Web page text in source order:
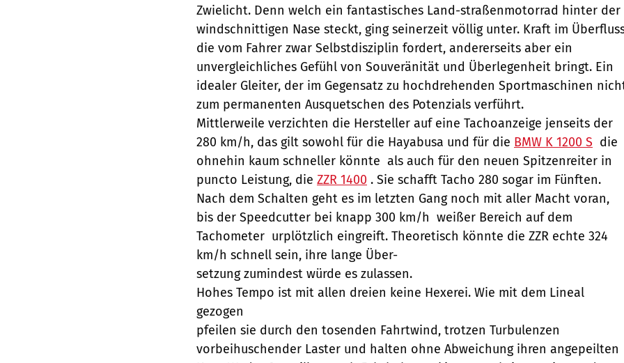
Zwielicht. Denn welch ein fantastisches Land-straßenmotorrad hinter der
windschnittigen Nase steckt, ging seinerzeit völlig unter. Kraft im
die vom Fahrer zwar Selbstdisziplin fordert, andererseits aber ein
unvergleichliches Gefühl von Souveränität und Überlegenheit bringt. Ein
idealer Gleiter, der im Gegensatz zu hochdrehenden Sportmaschinen
zum permanenten Ausquetschen des Potenzials verführt.
Mittlerweile verzichten die Hersteller auf eine Tachoanzeige jenseits der
280 km/h, das gilt sowohl für die Hayabusa und für die BMW K 1200 S  die
ohnehin kaum schneller könnte  als auch für den neuen Spitzenreiter in
puncto Leistung, die ZZR 1400 . Sie schafft Tacho 280 sogar im Fünften.
Nach dem Schalten geht es im letzten Gang noch mit aller Macht voran,
bis der Speedcutter bei knapp 300 km/h  weißer Bereich auf dem
Tachometer  urplötzlich eingreift. Theoretisch könnte die ZZR echte 324
km/h schnell sein, ihre lange Über-
setzung zumindest würde es zulassen.
Hohes Tempo ist mit allen dreien keine Hexerei. Wie mit dem Lineal
gezogen
pfeilen sie durch den tosenden Fahrtwind, trotzen Turbulenzen
vorbeihuschender Laster und halten ohne Abweichung ihren angepeilten